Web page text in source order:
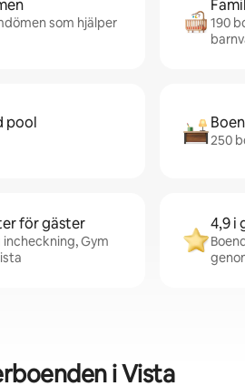
som hjälper
190
pool
250
för gäster
Gym
4,9 i
i Vista